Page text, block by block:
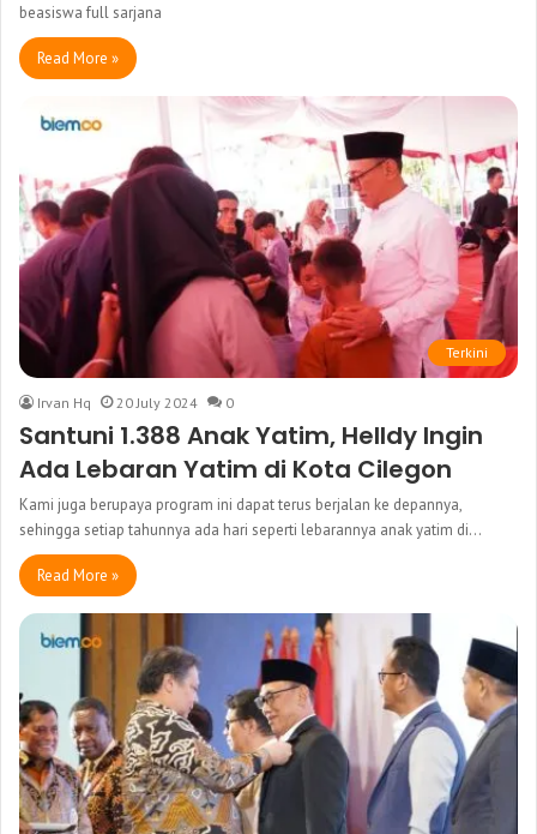
beasiswa full sarjana
Read More »
Terkini
Irvan Hq 20 July 2024 0
Santuni 1.388 Anak Yatim, Helldy Ingin
Ada Lebaran Yatim di Kota Cilegon
Kami juga berupaya program ini dapat terus berjalan ke depannya,
sehingga setiap tahunnya ada hari seperti lebarannya anak yatim di…
Read More »